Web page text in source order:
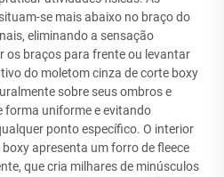
se mais abaixo no braço do
eliminando a sensação
os braços para frente ou levantar
do moletom cinza de corte boxy
sobre seus ombros e
forma uniforme e evitando
ponto específico. O interior
apresenta um forro de fleece
que cria milhares de minúsculos